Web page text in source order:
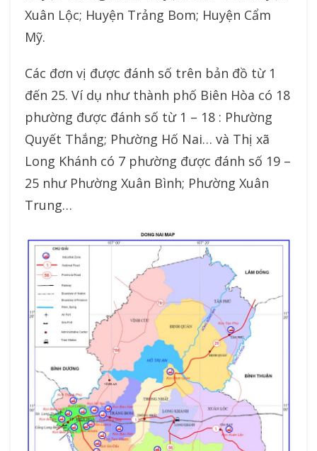
Xuân Lộc; Huyện Trảng Bom; Huyện Cẩm
Mỹ.
Các đơn vị được đánh số trên bản đồ từ 1
đến 25. Ví dụ như thành phố Biên Hòa có 18
phường được đánh số từ 1 – 18 : Phường
Quyết Thắng; Phường Hố Nai… và Thị xã
Long Khánh có 7 phường được đánh số 19 –
25 như Phường Xuân Bình; Phường Xuân
Trung…